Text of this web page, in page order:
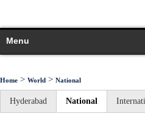
Menu
Home > World > National
Hyderabad National